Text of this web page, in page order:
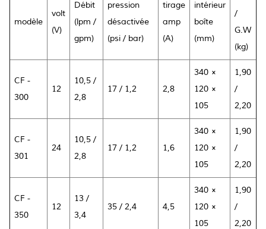
modèle
volt
(V)
Débit
(lpm /
gpm)
pression
désactivée
(psi / bar)
tirage
amp
(A)
intérieur
boîte
(mm)
/
G.W
(kg)
CF -
300
12
10,5 /
2,8
17 / 1,2 2,8
340 ×
120 ×
105
1,90
/
2,20
CF -
301
24
10,5 /
2,8
17 / 1,2 1,6
340 ×
120 ×
105
1,90
/
2,20
CF -
350
12
13 /
3,4
35 / 2,4 4,5
340 ×
120 ×
105
1,90
/
2,20